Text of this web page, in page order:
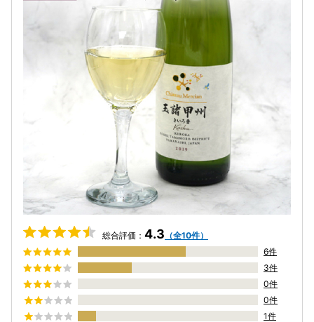
総合評価： 4.3 （全10件）
6件
3件
0件
0件
1件